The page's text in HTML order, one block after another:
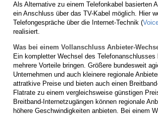
Als Alternative zu einem Telefonkabel basierten
ein Anschluss über das TV-Kabel möglich. Hier
Telefongespräche über die Internet-Technik (
realisiert.
Was bei einem Vollanschluss Anbieter-
Ein kompletter Wechsel des Telefonanschlusses
mehrere Vorteile bringen. Größere bundesweit
Unternehmen und auch kleinere regionale
attratkive Preise und bieten auch einen
Flatrate zu einem vergleichsweise günstigen
Breitband-Internetzugängen können regionale
höhere Geschwindigkeiten anbieten. Bei einem